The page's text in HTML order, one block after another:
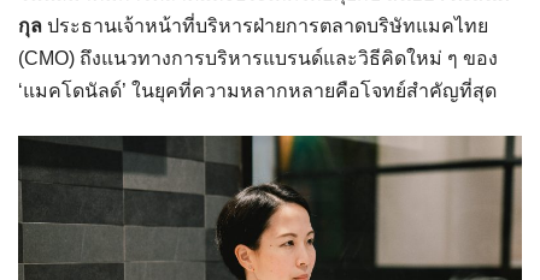
กุล ประธานเจ้าหน้าที่บริหารฝ่ายการตลาดบริษัทแมคไทย
(CMO) ถึงแนวทางการบริหารแบรนด์และวิธีคิดใหม่ ๆ ของ
‘แมคโดนัลด์’ ในยุคที่ความหลากหลายคือโจทย์สำคัญที่สุด